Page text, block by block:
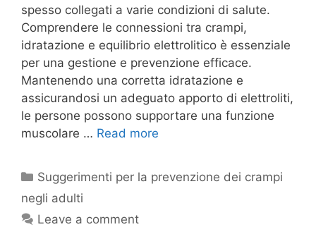
spesso collegati a varie condizioni di salute.
Comprendere le connessioni tra crampi,
idratazione e equilibrio elettrolitico è essenziale
per una gestione e prevenzione efficace.
Mantenendo una corretta idratazione e
assicurandosi un adeguato apporto di elettroliti,
le persone possono supportare una funzione
muscolare … Read more
Categories
Suggerimenti per la prevenzione dei crampi
negli adulti
Leave a comment